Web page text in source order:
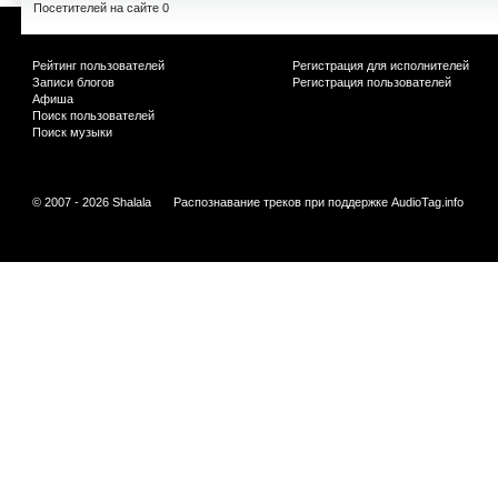
Посетителей на сайте 0
Рейтинг пользователей
Записи блогов
Афиша
Поиск пользователей
Поиск музыки
Регистрация для исполнителей
Регистрация пользователей
© 2007 - 2026 Shalala Распознавание треков при поддержке AudioTag.info